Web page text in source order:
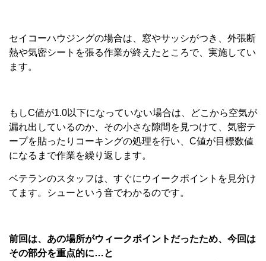
セイコーハウジングの場合は、窓やサッシがつき、外張断
熱や気密シートを張る作業が終えたところで、実施してい
ます。
もしC値が1.0以下になっていない場合は、どこから空気が
漏れ出しているのか、その小さな隙間を見つけて、気密テ
ープを貼ったりコーキングの処理を行い、C値が目標数値
になるまで作業を繰り返します。
ベテランのスタッフは、すぐにウイークポイントを見分け
てます。シューという音でわかるのです。
前回は、あの場所がウィークポイントだったため、今回は
その部分を重点的に…と